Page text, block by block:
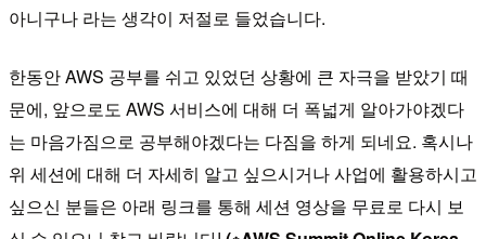
아니구나 라는 생각이 저절로 들었습니다.
한동안 AWS 공부를 쉬고 있었던 상황에 큰 자극을 받았기 때
문에, 앞으로도 AWS 서비스에 대해 더 폭넓게 알아가야겠다
는 마음가짐으로 공부해야겠다는 다짐을 하게 되네요. 혹시나
위 세션에 대해 더 자세히 알고 싶으시거나 사업에 활용하시고
싶으신 분들은 아래 링크를 통해 세션 영상을 무료로 다시 보